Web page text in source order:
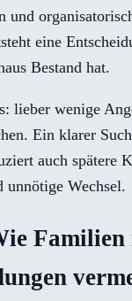
und
eine
Bestand hat.
lieber wenige
Ein klarer
auch spätere
unnötige Wechsel.
Familien